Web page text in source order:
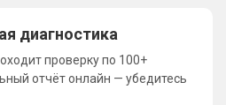
диагностика
проверку по 100+
отчёт онлайн — убедитесь